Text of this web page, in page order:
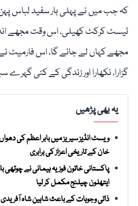
کہ جب میں نے پہلی بار سفید لباس
ٹیسٹ کرکٹ کھیلی، اس وقت مجھے
مجھے کہاں لے جائے گا، اس فارمیٹ
گزارا، نکھارا اور زندگی کے کئی گہرے
یہ بھی پڑھیں
ویسٹ انڈیز سیریز میں بابر اعظم کی
خان کے تاریخی اعزاز کی برابری
پاکستانی خاتون فوزیہ ہیمانی نے چوتھی
ایتھلون چیلنج مکمل کر لیا
ذاتی وجوہات کے باعث شاہین شاہ